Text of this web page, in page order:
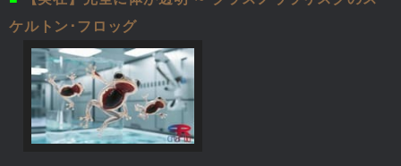
ケルトン･フロッグ